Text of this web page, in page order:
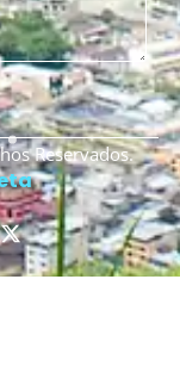
Reservados.